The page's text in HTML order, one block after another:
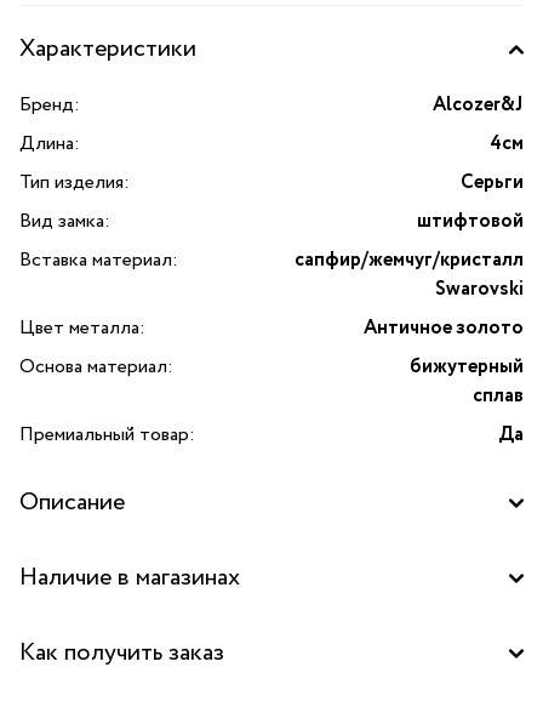
Характеристики
Бренд:
Alcozer&J
Длина:
4см
Тип изделия:
Серьги
Вид замка:
штифтовой
Вставка материал:
сапфир/жемчуг/кристалл
Swarovski
Цвет металла:
Античное золото
Основа материал:
бижутерный
сплав
Премиальный товар:
Да
Описание
органического жемчуга
Наличие в магазинах
Бутик "La Nature" в ТРК "Щука", Москва
Как получить заказ